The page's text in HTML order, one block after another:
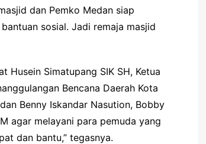
dan Pemko Medan siap
sosial. Jadi remaja masjid
Husein Simatupang SIK SH, Ketua
Bencana Daerah Kota
Benny Iskandar Nasution, Bobby
agar melayani para pemuda yang
dan bantu,” tegasnya.